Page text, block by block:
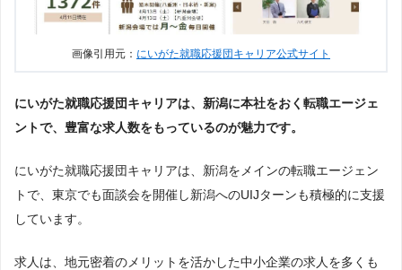
画像引用元： にいがた就職応援団キャリア公式サイト
にいがた就職応援団キャリアは、新潟に本社をおく転職エージェ
ントで、豊富な求人数をもっているのが魅力です。
にいがた就職応援団キャリアは、新潟をメインの転職エージェン
トで、東京でも面談会を開催し新潟へのUIJターンも積極的に支援
しています。
求人は、地元密着のメリットを活かした中小企業の求人を多くも